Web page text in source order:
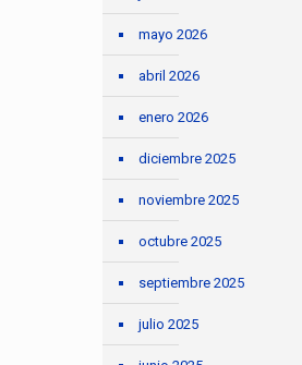
mayo 2026
abril 2026
enero 2026
diciembre 2025
noviembre 2025
octubre 2025
septiembre 2025
julio 2025